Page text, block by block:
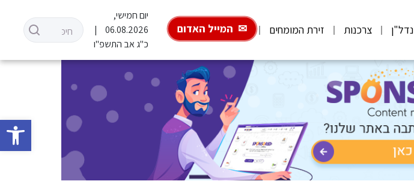
פתח
נדל"ן צרכנות זירת המומחים המייל האדום
יום חמישי,
06.08.2026
כ"ג אב התשפ"ו